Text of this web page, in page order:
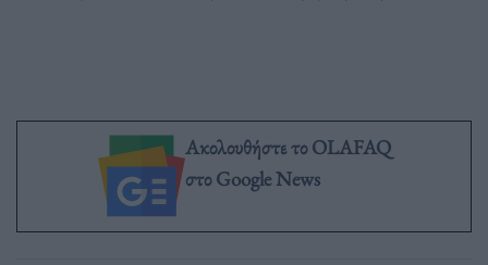
Ακολουθήστε το OLAFAQ
στο Google News